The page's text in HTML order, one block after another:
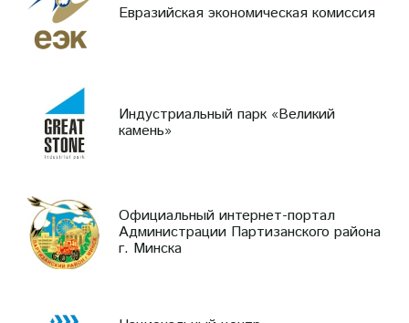
Евразийская экономическая комиссия
Индустриальный парк «Великий
камень»
Официальный интернет-портал
Администрации Партизанского района
г. Минска